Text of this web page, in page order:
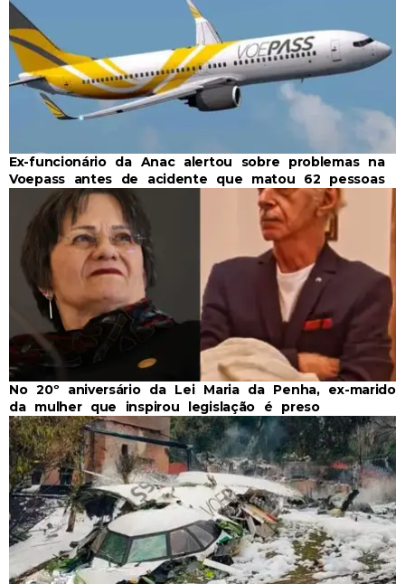
Ex-funcionário da Anac alertou sobre problemas na
Voepass antes de acidente que matou 62 pessoas
No 20º aniversário da Lei Maria da Penha, ex-marido
da mulher que inspirou legislação é preso